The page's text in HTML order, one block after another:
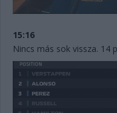
15:16
Nincs más sok vissza. 14